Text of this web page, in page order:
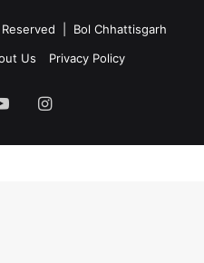
| Bol Chhattisgarh
Us Privacy Policy
YouTubeInstagram